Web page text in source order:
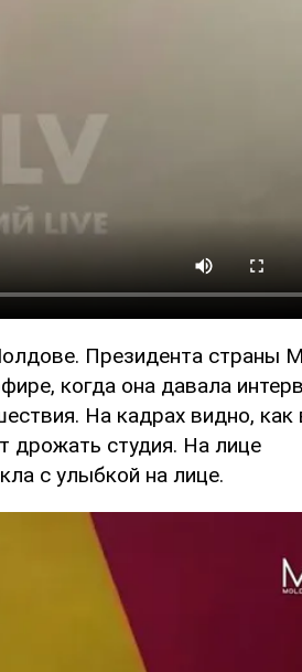
Президента страны
когда она давала
На кадрах видно, как
дрожать студия. На лице
с улыбкой на лице.